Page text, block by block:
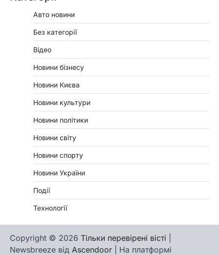
Авто новини
Без категорії
Відео
Новини бізнесу
Новини Києва
Новини культури
Новини політики
Новини світу
Новини спорту
Новини України
Події
Технології
Copyright © 2026 Тільки перевірені вісті
Newsbreeze від Ascendoor | На платформі